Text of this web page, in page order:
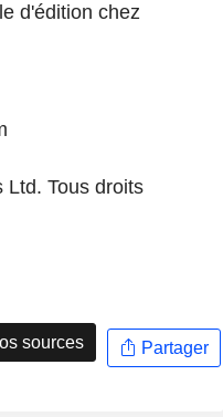
d'édition chez
Ltd. Tous droits
sources Partager